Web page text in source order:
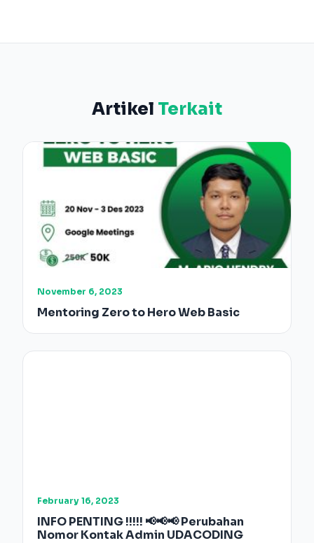
Artikel Terkait
November 6, 2023
Mentoring Zero to Hero Web Basic
February 16, 2023
INFO PENTING !!!!! 📢📢📢 Perubahan
Nomor Kontak Admin UDACODING